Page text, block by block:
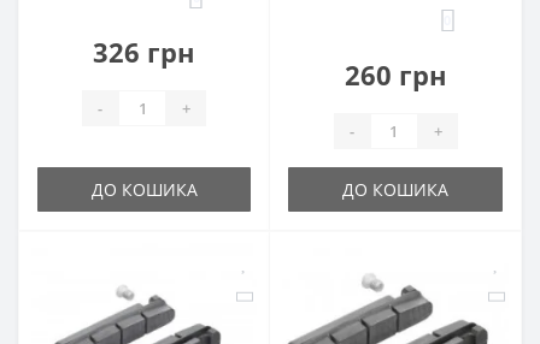
326 грн
- +
ДО КОШИКА
260 грн
- +
ДО КОШИКА